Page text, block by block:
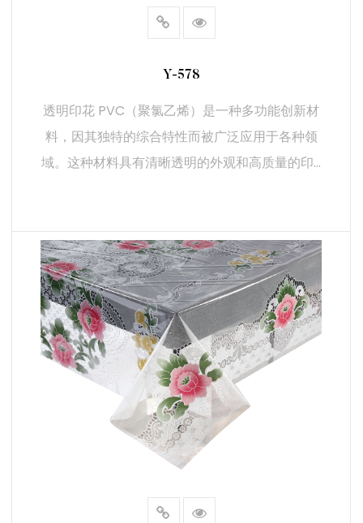
用，也适用于室外应用，包括标牌、橱窗展示和户外横幅。
耐化学性： 这种材料能抵御各种化学物质，即使暴露在刺
激性物质中也能确保其使用寿命。这一特性非常适合在需要
（3）应用广泛：
包装解决方案：透明印花 PVC 通常用于包装，因为它既能
清晰地展示产品，又能提供吸引人的外观。它可用于食品饮
促销品的理想材料。其透明度和印刷质量可确保有效传达促
销信息。
2.主要功能
（1）高分辨率印花：
图像清晰锐利：透明 PVC 的高分辨率印花能力可确保图像
和文字呈现异常清晰。这对于保持印刷品的质量至关重要，
尤其是在涉及详细图形时。
色彩鲜艳：透明 PVC 支持色彩鲜艳的印刷，可增强设计的
视觉冲击力。这一特点对于需要鲜艳夺目的图形的应用尤为
Y-578
透明印花 PVC（聚氯乙烯）是一种多功能创新材
料，因其独特的综合特性而被广泛应用于各种领
域。这种材料具有清晰透明的外观和高质量的印...
阅读更多